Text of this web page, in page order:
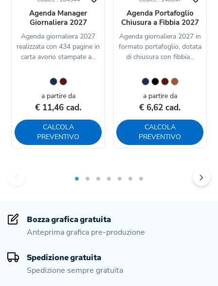
Agenda Manager
Giornaliera 2027
Agenda giornaliera 2027
realizzata con 434 pagine in
carta avorio stampate a...
a partire da
€ 11,46 cad.
CALCOLA
PREVENTIVO
Agenda Portafoglio
Chiusura a Fibbia 2027
Agenda giornaliera 2027 in
formato portafoglio, dotata
di chiusura con fibbia...
a partire da
€ 6,62 cad.
CALCOLA
PREVENTIVO
Bozza grafica gratuita
Anteprima grafica pre-produzione
Spedizione gratuita
Spedizione sempre gratuita